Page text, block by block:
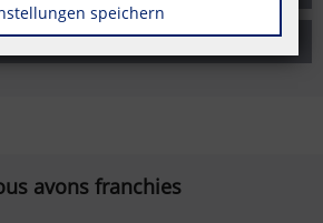
avons franchies
speichern